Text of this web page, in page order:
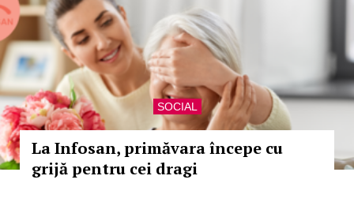
SOCIAL
La Infosan, primăvara începe cu
grijă pentru cei dragi